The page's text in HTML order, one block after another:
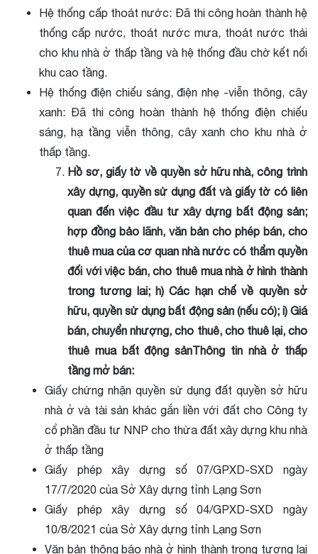
Hệ thống cấp thoát nước: Đã thi công hoàn thành hệ
thống cấp nước, thoát nước mưa, thoát nước thải
cho khu nhà ở thấp tầng và hệ thống đầu chờ kết nối
khu cao tầng.
Hệ thống điện chiếu sáng, điện nhẹ -viễn thông, cây
xanh: Đã thi công hoàn thành hệ thống điện chiếu
sáng, hạ tầng viễn thông, cây xanh cho khu nhà ở
thấp tầng.
Hồ sơ, giấy tờ về quyền sở hữu nhà, công trình
xây dựng, quyền sử dụng đất và giấy tờ có liên
quan đến việc đầu tư xây dựng bất động sản;
hợp đồng bảo lãnh, văn bản cho phép bán, cho
thuê mua của cơ quan nhà nước có thẩm quyền
đối với việc bán, cho thuê mua nhà ở hình thành
trong tương lai; h) Các hạn chế về quyền sở
hữu, quyền sử dụng bất động sản (nếu có); i) Giá
bán, chuyển nhượng, cho thuê, cho thuê lại, cho
thuê mua bất động sảnThông tin nhà ở thấp
tầng mở bán:
Giấy chứng nhận quyền sử dụng đất quyền sở hữu
nhà ở và tài sản khác gắn liền với đất cho Công ty
cổ phần đầu tư NNP cho thửa đất xây dựng khu nhà
ở thấp tầng
Giấy phép xây dựng số 07/GPXD-SXD ngày
17/7/2020 của Sở Xây dựng tỉnh Lạng Sơn
Giấy phép xây dựng số 04/GPXD-SXD ngày
10/8/2021 của Sở Xây dựng tỉnh Lạng Sơn
Văn bản thông báo nhà ở hình thành trong tương lai